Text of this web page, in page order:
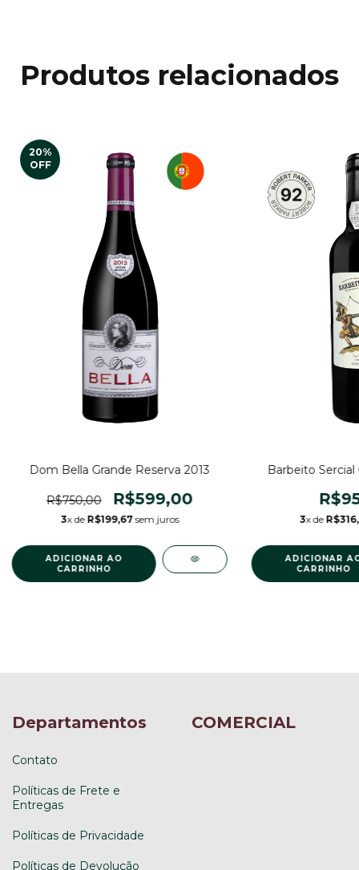
Produtos relacionados
20%
OFF
Dom Bella Grande Reserva 2013
R$750,00 R$599,00
3x de R$199,67sem juros
Barbeito
3x de
Departamentos
Contato
Políticas de Frete e
Entregas
Políticas de Privacidade
Políticas de Devolução
COMERCIAL